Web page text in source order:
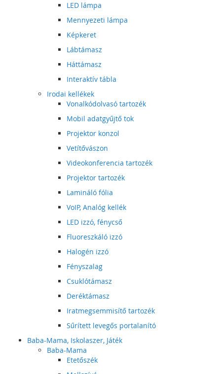
LED lámpa
Mennyezeti lámpa
Képkeret
Lábtámasz
Háttámasz
Interaktív tábla
Irodai kellékek
Vonalkódolvasó tartozék
Mobil adatgyűjtő tok
Projektor konzol
Vetítővászon
Videokonferencia tartozék
Projektor tartozék
Lamináló fólia
VoIP, Analóg kellék
LED izzó, fénycső
Fluoreszkáló izzó
Halogén izzó
Fényszalag
Csuklótámasz
Deréktámasz
Iratmegsemmisítő tartozék
Sűrített levegős portalanító
Baba-Mama, Iskolaszer, Játék
Baba-Mama
Etetőszék